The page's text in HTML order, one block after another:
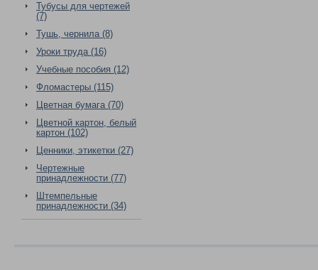
Тубусы для чертежей
(7)
Тушь, чернила (8)
Уроки труда (16)
Учебные пособия (12)
Фломастеры (115)
Цветная бумага (70)
Цветной картон, белый
картон (102)
Ценники, этикетки (27)
Чертежные
принадлежности (77)
Штемпельные
принадлежности (34)